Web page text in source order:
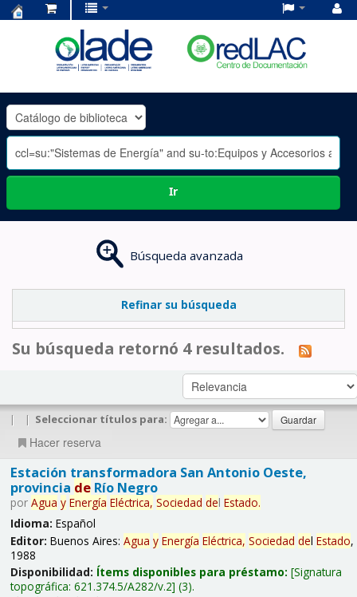
OLADE
-
Ir
Búsqueda avanzada
Refinar su búsqueda
Su búsqueda retornó 4 resultados.
| | Seleccionar títulos para:
Hacer reserva
Estación transformadora San Antonio Oeste,
provincia deRío Negro
por Agua y Energía Eléctrica, Sociedad del Estado.
Idioma: Español
Editor: Buenos Aires: Agua y Energía Eléctrica, Sociedad del Estado,
1988
Disponibilidad: Ítems disponibles para préstamo: Signatura
topográfica: 621.374.5/A282/v.2 (3).